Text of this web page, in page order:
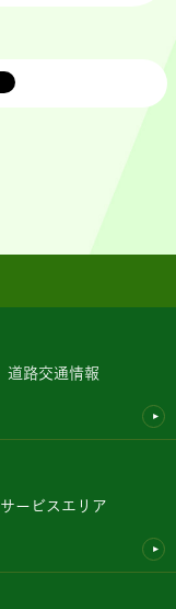
道路交通情報
サービスエリア